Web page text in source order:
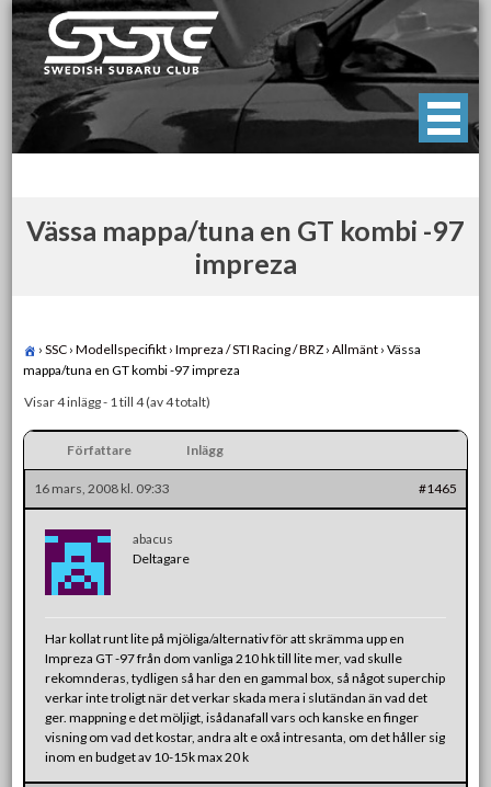
Skip
to
content
Swedish Subaru Club
För oss som älskar Subaru!
Vässa mappa/tuna en GT kombi -97
impreza
› SSC › Modellspecifikt › Impreza / STI Racing / BRZ › Allmänt › Vässa
mappa/tuna en GT kombi -97 impreza
Visar 4 inlägg - 1 till 4 (av 4 totalt)
Författare Inlägg
16 mars, 2008 kl. 09:33 #1465
abacus
Deltagare
Har kollat runt lite på mjöliga/alternativ för att skrämma upp en
Impreza GT -97 från dom vanliga 210 hk till lite mer, vad skulle
rekomnderas, tydligen så har den en gammal box, så något superchip
verkar inte troligt när det verkar skada mera i slutändan än vad det
ger. mappning e det möljigt, isådanafall vars och kanske en finger
visning om vad det kostar, andra alt e oxå intresanta, om det håller sig
inom en budget av 10-15k max 20 k